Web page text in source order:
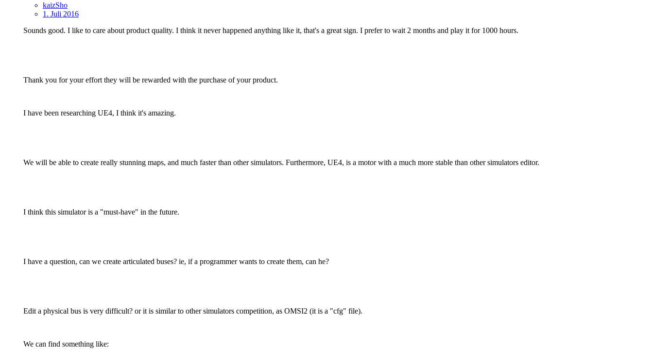
kaizSho
1. Juli 2016
Sounds good. I like to care about product quality. I think it never happened anything like it, that's a great sign. I prefer to wait 2 months and play it for 1000 hours.
Thank you for your effort they will be rewarded with the purchase of your product.
I have been researching UE4, I think it's amazing.
We will be able to create really stunning maps, and much faster than other simulators. Furthermore, UE4, is a motor with a much more stable than other simulators editor.
I think this simulator is a "must-have" in the future.
I have a question, can we create articulated buses? ie, if a programmer wants to create them, can he?
Edit a physical bus is very difficult? or it is similar to other simulators competition, as OMSI2 (it is a "cfg" file).
We can find something like: